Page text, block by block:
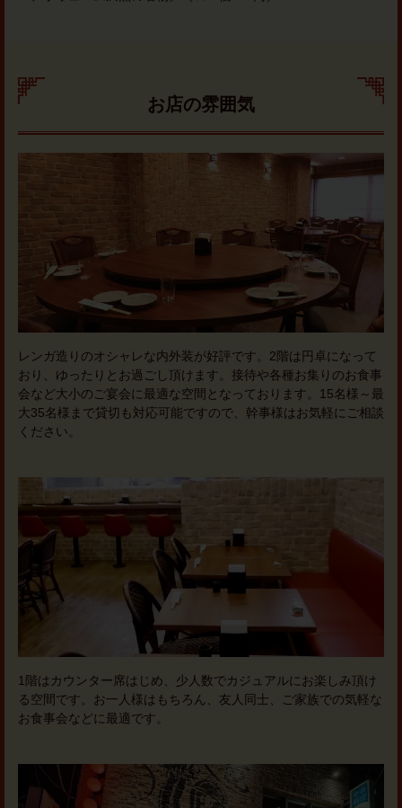
お店の雰囲気
レンガ造りのオシャレな内外装が好評です。2階は円卓になって
おり、ゆったりとお過ごし頂けます。接待や各種お集りのお食事
会など大小のご宴会に最適な空間となっております。15名様～最
大35名様まで貸切も対応可能ですので、幹事様はお気軽にご相談
ください。
1階はカウンター席はじめ、少人数でカジュアルにお楽しみ頂け
る空間です。お一人様はもちろん、友人同士、ご家族での気軽な
お食事会などに最適です。